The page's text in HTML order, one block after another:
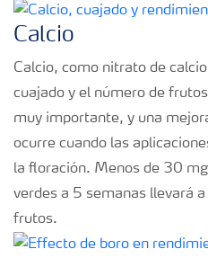
Calcio
Calcio, como nitrato de
cuajado y el número de
muy importante, y una
ocurre cuando las
la floración. Menos de 30
verdes a 5 semanas llevará
frutos.